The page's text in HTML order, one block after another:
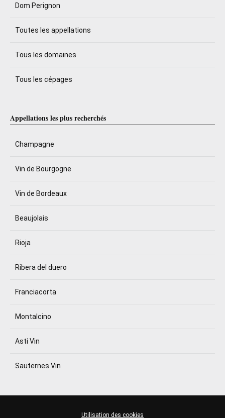
Dom Perignon
Toutes les appellations
Tous les domaines
Tous les cépages
Appellations les plus recherchés
Champagne
Vin de Bourgogne
Vin de Bordeaux
Beaujolais
Rioja
Ribera del duero
Franciacorta
Montalcino
Asti Vin
Sauternes Vin
Utilisation des cookies